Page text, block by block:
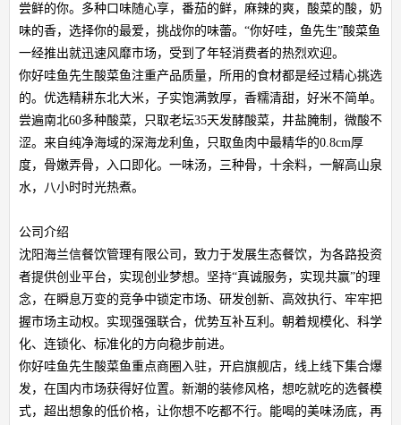
尝鲜的你。多种口味随心享，番茄的鲜，麻辣的爽，酸菜的酸，奶
味的香，选择你的最爱，挑战你的味蕾。“你好哇，鱼先生”酸菜鱼
一经推出就迅速风靡市场，受到了年轻消费者的热烈欢迎。
你好哇鱼先生酸菜鱼注重产品质量，所用的食材都是经过精心挑选
的。优选精耕东北大米，子实饱满敦厚，香糯清甜，好米不简单。
尝遍南北60多种酸菜，只取老坛35天发酵酸菜，井盐腌制，微酸不
涩。来自纯净海域的深海龙利鱼，只取鱼肉中最精华的0.8cm厚
度，骨嫩弄骨，入口即化。一味汤，三种骨，十余料，一解高山泉
水，八小时时光热煮。
公司介绍
沈阳海兰信餐饮管理有限公司，致力于发展生态餐饮，为各路投资
者提供创业平台，实现创业梦想。坚持“真诚服务，实现共赢”的理
念，在瞬息万变的竞争中锁定市场、研发创新、高效执行、牢牢把
握市场主动权。实现强强联合，优势互补互利。朝着规模化、科学
化、连锁化、标准化的方向稳步前进。
你好哇鱼先生酸菜鱼重点商圈入驻，开启旗舰店，线上线下集合爆
发，在国内市场获得好位置。新潮的装修风格，想吃就吃的选餐模
式，超出想象的低价格，让你想不吃都不行。能喝的美味汤底，再